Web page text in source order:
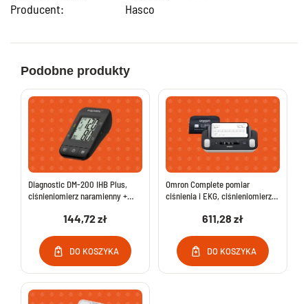
Producent:
Hasco
Podobne produkty
Diagnostic DM-200 IHB Plus,
ciśnieniomierz naramienny +
144,72 zł
DO KOSZYKA
Omron Complete pomiar
ciśnienia i EKG, ciśnieniomierz
611,28 zł
DO KOSZYKA